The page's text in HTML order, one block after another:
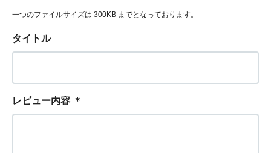
一つのファイルサイズは 300KB までとなっております。
タイトル
レビュー内容 ＊